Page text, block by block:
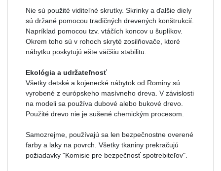
Nie sú použité viditeľné skrutky. Skrinky a ďalšie diely
sú držané pomocou tradičných drevených konštrukcií.
Napríklad pomocou tzv. vtáčích koncov u šuplíkov.
Okrem toho sú v rohoch skryté zosilňovače, ktoré
nábytku poskytujú ešte väčšiu stabilitu.
Ekológia a udržateľnosť
Všetky detské a kojenecké nábytok od Rominy sú
vyrobené z európskeho masívneho dreva. V závislosti
na modeli sa používa dubové alebo bukové drevo.
Použité drevo nie je sušené chemickým procesom.
Samozrejme, používajú sa len bezpečnostne overené
farby a laky na povrch. Všetky tkaniny prekračujú
požiadavky "Komisie pre bezpečnosť spotrebiteľov".